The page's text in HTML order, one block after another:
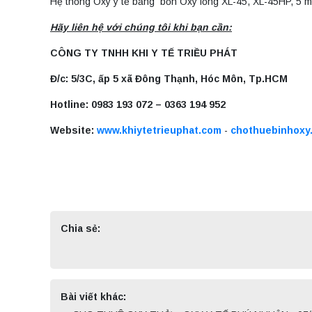
Hãy liên hệ với chúng tôi khi bạn cần:
CÔNG TY TNHH KHI Y TẾ TRIỀU PHÁT
Đ/c: 5/3C, ấp 5 xã Đông Thạnh, Hóc Môn, Tp.HCM
Hotline: 0983 193 072 – 0363 194 952
Website: www.khiytetrieuphat.com -
Chia sẻ:
Bài viết khác: